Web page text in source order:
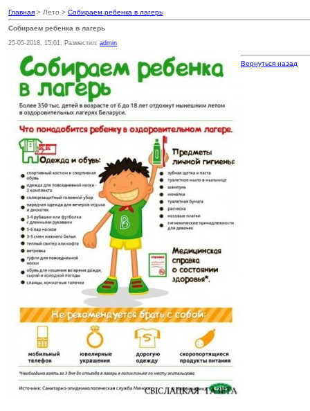
Главная > Лето > Собираем ребенка в лагерь
Собираем ребенка в лагерь
25-05-2018, 15:01. Разместил: admin
Вернуться назад